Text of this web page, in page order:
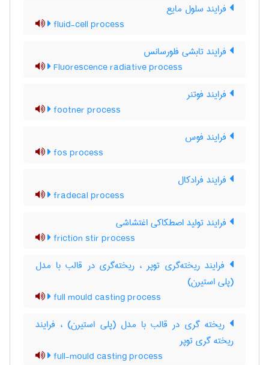
فرایند سلول مایع
fluid-cell process
فرایند تابشی فلورسانس
Fluorescence radiative process
فرایند فوتنر
footner process
فرایند فوس
fos process
فرایند فرادکال
fradecal process
فرایند تولید اصطکاکی اغتشاشی
friction stir process
فرایند ریخته‌گری توپر ، ریخته‌گری در قالب با مدل
(پلی استیرن)
full mould casting process
ریخته گری در قالب با مدل (پلی استیرن) ، فرایند
ریخته گری توپر
full-mould casting process